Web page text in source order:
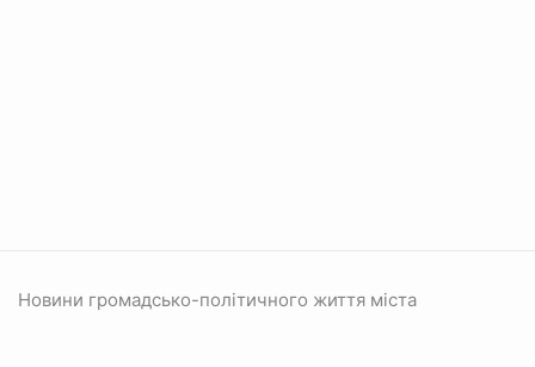
Новини громадсько-політичного життя міста